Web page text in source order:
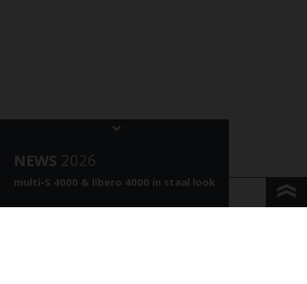
NEWS 2026
multi-S 4000 & libero 4000 in staal look